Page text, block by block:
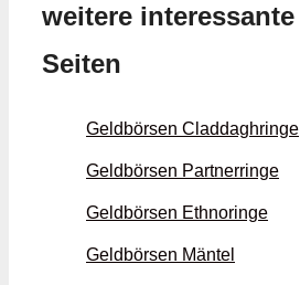
weitere interessante
Seiten
Geldbörsen Claddagh­ringe
Geldbörsen Partner­ringe
Geldbörsen Ethno­ringe
Geldbörsen Mäntel